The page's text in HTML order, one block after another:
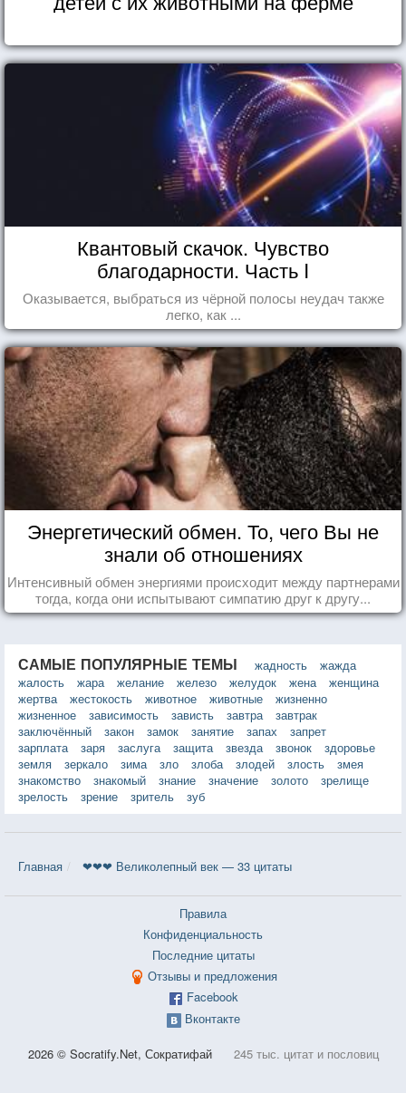
Квантовый скачок. Чувство
благодарности. Часть I
Оказывается, выбраться из чёрной полосы неудач также
легко, как ...
Энергетический обмен. То, чего Вы не
знали об отношениях
Интенсивный обмен энергиями происходит между партнерами
тогда, когда они испытывают симпатию друг к другу...
САМЫЕ ПОПУЛЯРНЫЕ ТЕМЫ жадность
жажда
жалость
жара желание железо желудок жена
женщина
жертва
жестокость животное животные
жизненно
жизненное
зависимость зависть завтра
завтрак
заключённый
закон замок занятие запах
запрет
зарплата
заря заслуга защита звезда звонок
здоровье
земля
зеркало зима зло злоба злодей злость
змея
знакомство
знакомый знание значение золото
зрелище
зрелость
зрение зритель зуб
Главная ❤❤❤ Великолепный век — 33 цитаты
Правила
Конфиденциальность
Последние цитаты
Отзывы и предложения
Facebook
Вконтакте
2026 © Socratify.Net, Сократифай 245 тыс. цитат и пословиц